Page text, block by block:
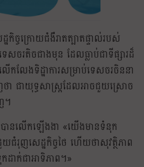
ច្ចក្រោយជំងឺរាតត្បាតផ្ទាល់របស់
សចរតិចជាងមុន ដែលធ្លាប់ជាទីផ្សារដ៏
កលែងទិដ្ឋាការសម្រាប់ទេសចរចិននា
ា ជាយុទ្ធសាស្ត្រដែលអាចជួយស្រោច
។
ានលើកឡើងងា «យើងមានទំនុក
រុញសេដ្ឋកិច្ចថៃ ហើយថាសុវត្ថិភាព
ដាក់ជាអាទិភាព។»